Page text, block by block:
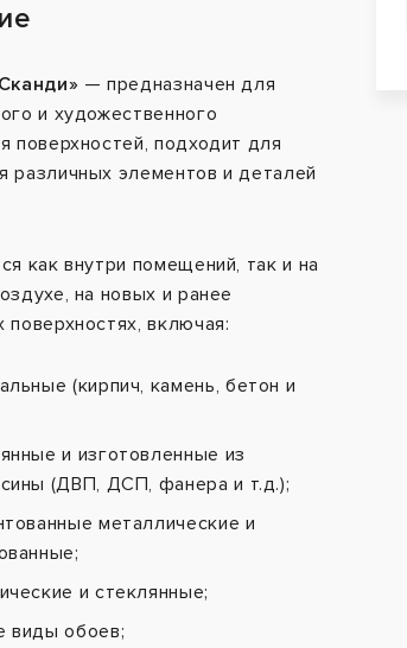
— предназначен для
и художественного
поверхностей, подходит для
различных элементов и деталей
как внутри помещений, так и на
на новых и ранее
включая:
(кирпич, камень, бетон и
и изготовленные из
(ДВП, ДСП, фанера и т.д.);
металлические и
и стеклянные;
виды обоев;